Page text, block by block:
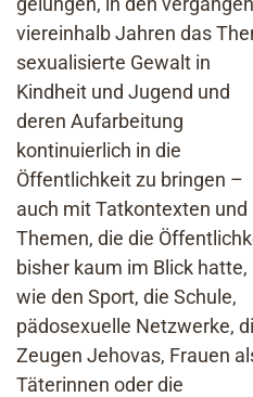
viereinhalb Jahren das
sexualisierte Gewalt in
Kindheit und Jugend und
deren Aufarbeitung
kontinuierlich in die
Öffentlichkeit zu bringen –
auch mit Tatkontexten und
Themen, die die
bisher kaum im Blick hatte,
wie den Sport, die Schule,
pädosexuelle Netzwerke,
Zeugen Jehovas, Frauen
Täterinnen oder die